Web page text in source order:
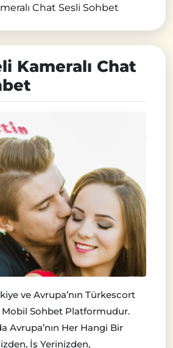
Chat Sesli Sohbet
Kameralı Chat
ve Avrupa’nın Türkescort
Mobil Sohbet Platformudur.
Avrupa’nın Her Hangi Bir
İş Yerinizden,